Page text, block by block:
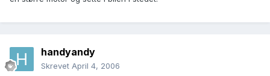
handyandy
Skrevet April 4, 2006